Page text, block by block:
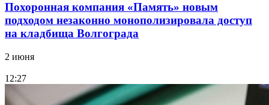
Похоронная компания «Память» новым
подходом незаконно монополизировала доступ
на кладбища Волгограда
2 июня
12:27